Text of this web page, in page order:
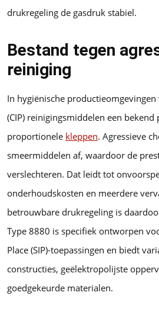
drukregeling de gasdruk stabiel.
Bestand tegen
reiniging
In hygiënische productieomgevingen
(CIP) reinigingsmiddelen een
proportionele kleppen. Agressieve
smeermiddelen af, waardoor de
verslechteren. Dat leidt tot
onderhoudskosten en meerdere
betrouwbare drukregeling is
Type 8880 is specifiek ontworpen
Place (SIP)-toepassingen en biedt
constructies, geëlektropolijste
goedgekeurde materialen.